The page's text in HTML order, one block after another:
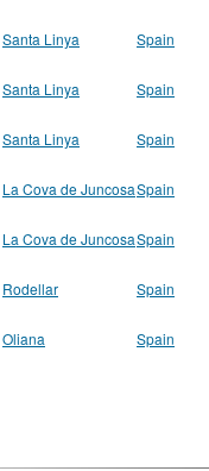
Santa Linya Spain
Santa Linya Spain
Santa Linya Spain
La Cova de JuncosaSpain
La Cova de JuncosaSpain
Rodellar Spain
Oliana Spain